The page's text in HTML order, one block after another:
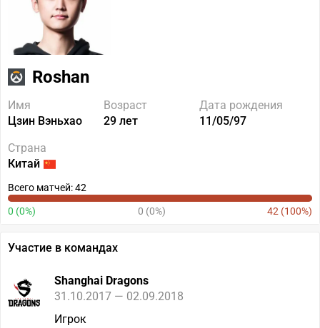
Roshan
Имя
Цзин Вэньхао
Возраст
29 лет
Дата рождения
11/05/97
Страна
Китай
Всего матчей: 42
0 (0%) 0 (0%) 42 (100%)
Участие в командах
Shanghai Dragons
31.10.2017 — 02.09.2018
Игрок